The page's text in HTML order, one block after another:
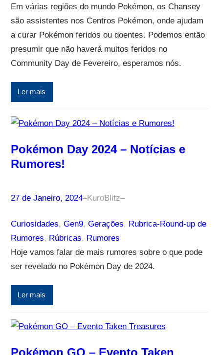
Em várias regiões do mundo Pokémon, os Chansey
são assistentes nos Centros Pokémon, onde ajudam
a curar Pokémon feridos ou doentes. Podemos então
presumir que não haverá muitos feridos no
Community Day de Fevereiro, esperamos nós.
Ler mais
Pokémon Day 2024 – Notícias e
Rumores!
27 de Janeiro, 2024–KuroBlitz–
Curiosidades, Gen9, Gerações, Rubrica-Round-up de
Rumores, Rúbricas, Rumores
Hoje vamos falar de mais rumores sobre o que pode
ser revelado no Pokémon Day de 2024.
Ler mais
Pokémon GO – Evento Taken